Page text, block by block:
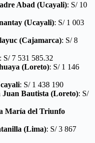
Abad (Ucayali): S/ 10
(Ucayali): S/ 1 003
(Cajamarca): S/ 8
: S/ 7 531 585.32
(Loreto): S/ 1 146
: S/ 1 438 190
Bautista (Loreto): S/
María del Triunfo
(Lima): S/ 3 867